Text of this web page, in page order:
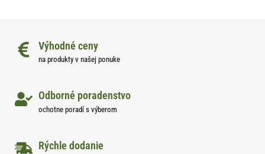
Výhodné ceny
na produkty v našej ponuke
Odborné poradenstvo
ochotne poradí s výberom
Rýchle dodanie